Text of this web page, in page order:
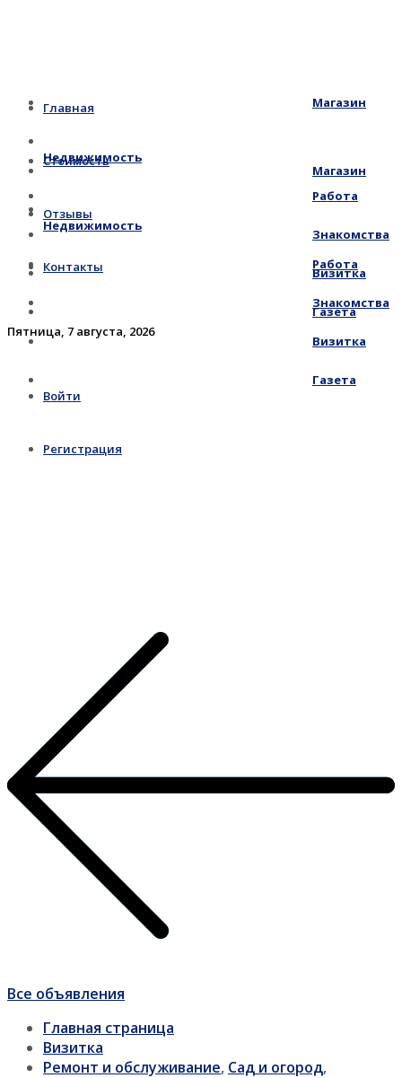
Главная
Стоимость
Отзывы
Контакты
Пятница, 7 августа, 2026
Войти
Регистрация
Магазин
Недвижимость
Работа
Знакомства
Визитка
Газета
Магазин
Недвижимость
Работа
Знакомства
Визитка
Газета
Все объявления
Главная страница
Визитка
Ремонт и обслуживание, Сад и огород,